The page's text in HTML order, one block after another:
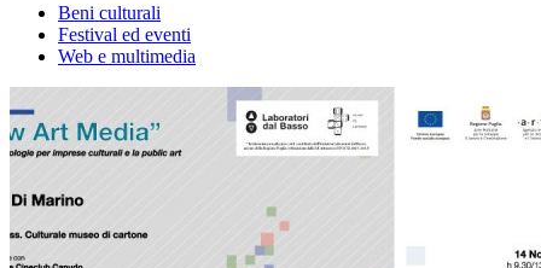
Beni culturali
Festival ed eventi
Web e multimedia